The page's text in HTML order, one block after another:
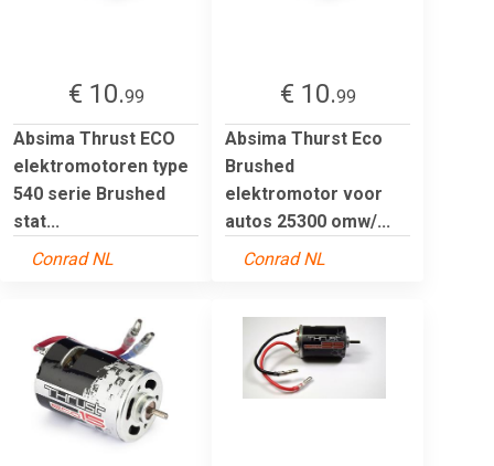
€ 10.99
Absima Thrust ECO
elektromotoren type
540 serie Brushed
stat...
Conrad NL
€ 10.99
Absima Thurst Eco
Brushed
elektromotor voor
autos 25300 omw/...
Conrad NL